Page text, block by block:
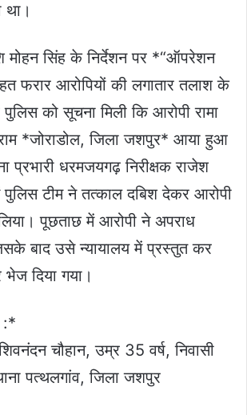
था।
मोहन सिंह के निर्देशन पर *“ऑपरेशन
फरार आरोपियों की लगातार तलाश के
को सूचना मिली कि आरोपी रामा
*जोराडोल, जिला जशपुर* आया हुआ
प्रभारी धरमजयगढ़ निरीक्षक राजेश
टीम ने तत्काल दबिश देकर आरोपी
पूछताछ में आरोपी ने अपराध
बाद उसे न्यायालय में प्रस्तुत कर
भेज दिया गया।
:*
शिवनंदन चौहान, उम्र 35 वर्ष, निवासी
पत्थलगांव, जिला जशपुर